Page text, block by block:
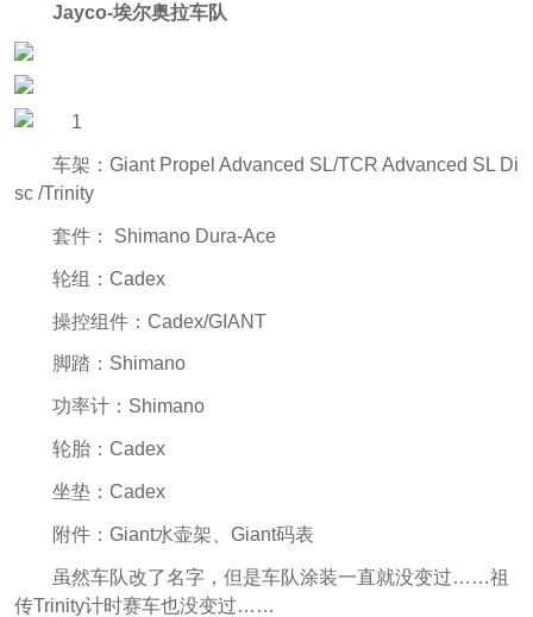
Jayco-埃尔奥拉车队
车架：Giant Propel Advanced SL/TCR Advanced SL Di
sc /Trinity
套件： Shimano Dura-Ace
轮组：Cadex
操控组件：Cadex/GIANT
脚踏：Shimano
功率计：Shimano
轮胎：Cadex
坐垫：Cadex
附件：Giant水壶架、Giant码表
虽然车队改了名字，但是车队涂装一直就没变过……祖
传Trinity计时赛车也没变过……